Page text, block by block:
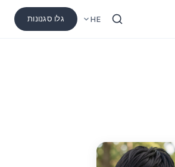
HE גלו סגנונות